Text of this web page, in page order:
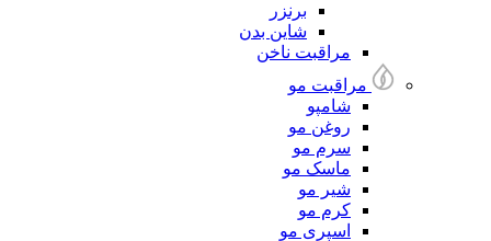
برنزر
شاین بدن
مراقبت ناخن
مراقبت مو
شامپو
روغن مو
سرم مو
ماسک مو
شیر مو
کرم مو
اسپری مو